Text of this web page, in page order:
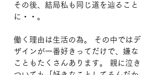
その後、結局私も同じ道を辿ること
に・・。
働く理由は生活の為。 その中ではデ
ザインが一番好きってだけで、嫌な
こともたくさんあります。 親に泣き